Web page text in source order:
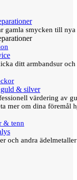
gamla smycken till
ditt armbandsur
& silver
värdering av
mer om dina föremål
& tenn
och andra